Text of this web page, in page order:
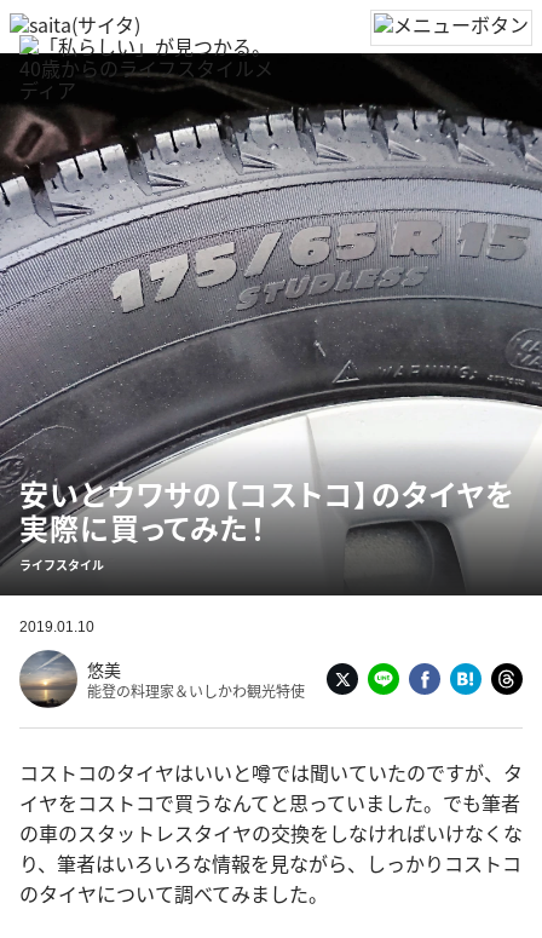
安いとウワサの【コストコ】のタイヤを
実際に買ってみた！
ライフスタイル
2019.01.10
悠美
能登の料理家＆いしかわ観光特使
コストコのタイヤはいいと噂では聞いていたのですが、タ
イヤをコストコで買うなんてと思っていました。でも筆者
の車のスタットレスタイヤの交換をしなければいけなくな
り、筆者はいろいろな情報を見ながら、しっかりコストコ
のタイヤについて調べてみました。